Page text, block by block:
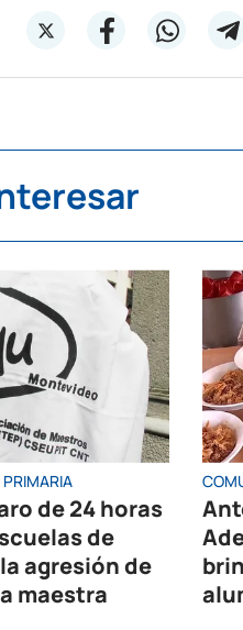
de 24 horas
de
agresión de
maestra